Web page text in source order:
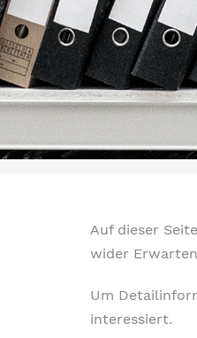
Auf dieser
wider
Um
interessiert.